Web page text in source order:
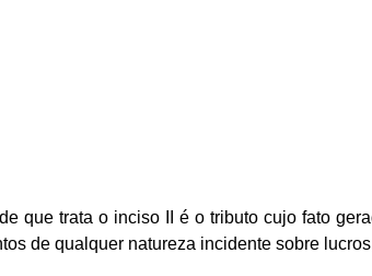
que trata o inciso II é o tributo cujo fato
de qualquer natureza incidente sobre